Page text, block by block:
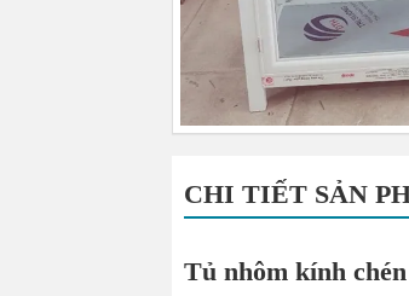
CHI TIẾT SẢN
Tủ nhôm kính